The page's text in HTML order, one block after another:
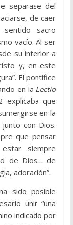
separase del
de caer
sacro
vacío. Al ser
su interior a
y, en este
El pontífice
en la Lectio
explicaba que
en la
con Dios.
que pensar
siempre
de Dios… de
adoración”.
sido posible
unir “una
indicado por